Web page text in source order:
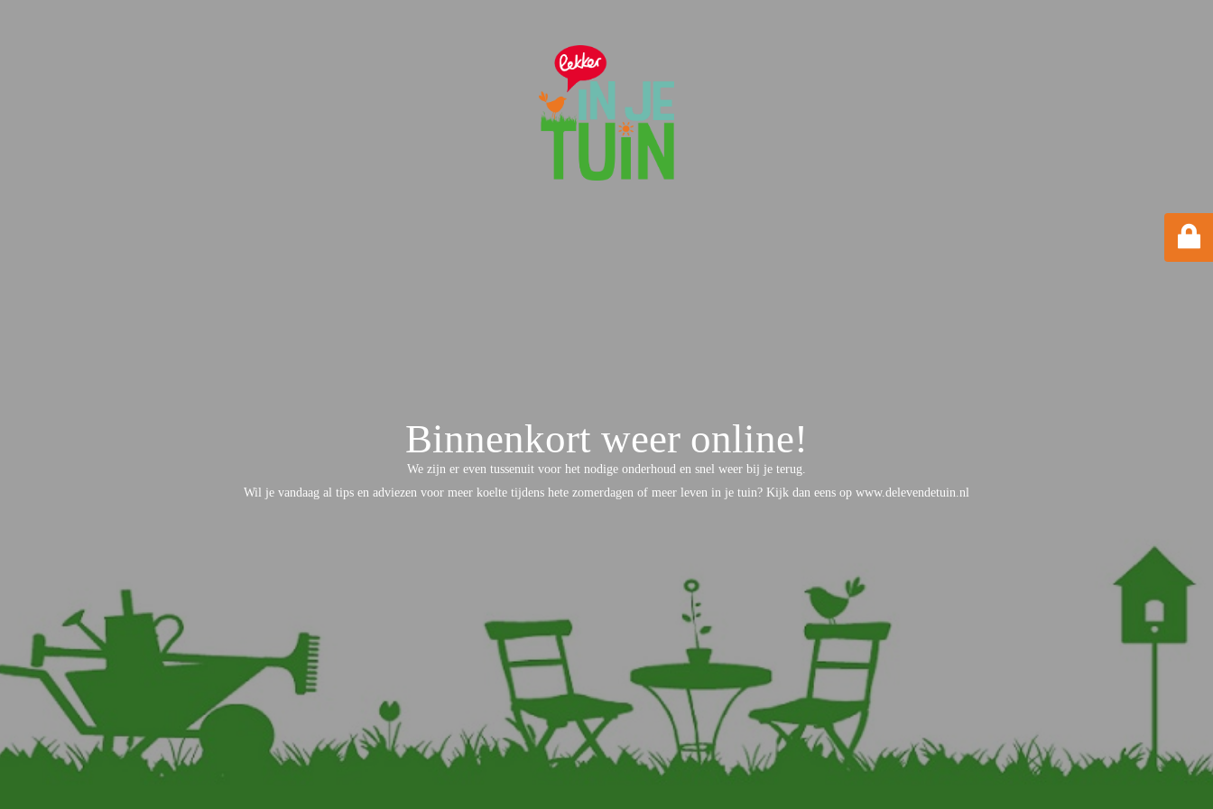
Binnenkort weer online!
We zijn er even tussenuit voor het nodige onderhoud en snel weer bij je terug.
Wil je vandaag al tips en adviezen voor meer koelte tijdens hete zomerdagen of meer leven in je tuin? Kijk dan eens op www.delevendetuin.nl